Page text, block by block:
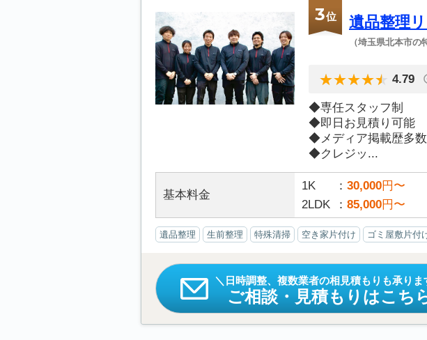
3位 遺品整理
（埼玉県北本市の
4.79
◆専任スタッフ制
◆即日お見積り可能
◆メディア掲載歴多数
◆クレジッ...
基本料金
1K 30,000円〜
2LDK
85,000円〜
遺品整理 生前整理 特殊清掃 空き家片付け ゴミ屋敷片付
日時調整、複数業者の相見積もりも承りま
ご相談・見積もりはこち